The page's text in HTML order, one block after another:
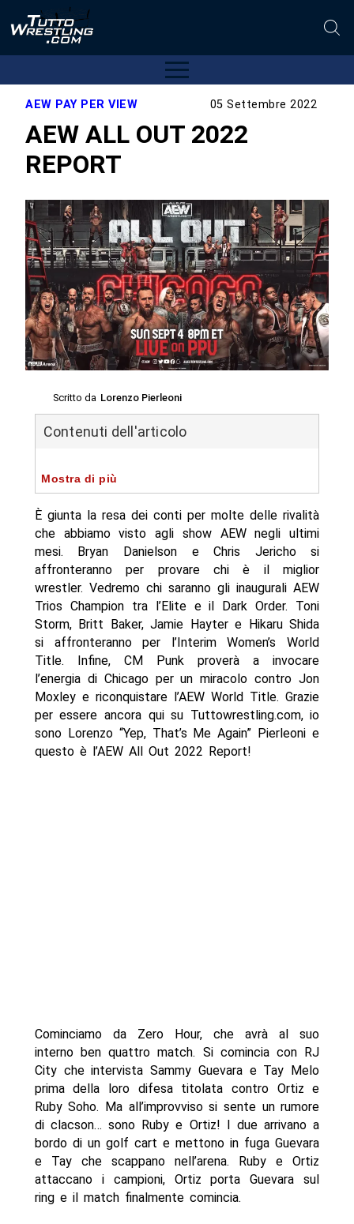
AEW PAY PER VIEW 05 Settembre 2022
AEW ALL OUT 2022
REPORT
Scritto da Lorenzo Pierleoni
Contenuti dell'articolo
Mostra di più
È giunta la resa dei conti per molte delle rivalità
che abbiamo visto agli show AEW negli ultimi
mesi. Bryan Danielson e Chris Jericho si
affronteranno per provare chi è il miglior
wrestler. Vedremo chi saranno gli inaugurali AEW
Trios Champion tra l’Elite e il Dark Order. Toni
Storm, Britt Baker, Jamie Hayter e Hikaru Shida
si affronteranno per l’Interim Women’s World
Title. Infine, CM Punk proverà a invocare
l’energia di Chicago per un miracolo contro Jon
Moxley e riconquistare l’AEW World Title. Grazie
per essere ancora qui su Tuttowrestling.com, io
sono Lorenzo “Yep, That’s Me Again” Pierleoni e
questo è l’AEW All Out 2022 Report!
Cominciamo da Zero Hour, che avrà al suo
interno ben quattro match. Si comincia con RJ
City che intervista Sammy Guevara e Tay Melo
prima della loro difesa titolata contro Ortiz e
Ruby Soho. Ma all’improvviso si sente un rumore
di clacson… sono Ruby e Ortiz! I due arrivano a
bordo di un golf cart e mettono in fuga Guevara
e Tay che scappano nell’arena. Ruby e Ortiz
attaccano i campioni, Ortiz porta Guevara sul
ring e il match finalmente comincia.